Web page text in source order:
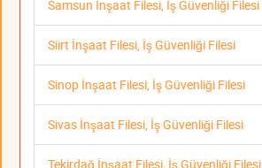
Samsun İnşaat Filesi, İş Güvenliği Filesi
Siirt İnşaat Filesi, İş Güvenliği Filesi
Sinop İnşaat Filesi, İş Güvenliği Filesi
Sivas İnşaat Filesi, İş Güvenliği Filesi
Tekirdağ İnşaat Filesi, İş Güvenliği Filesi